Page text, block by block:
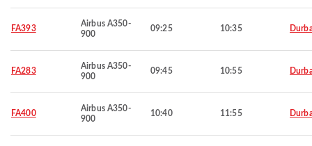
FA393
Airbus A350-
900
09:25 10:35
FA283
Airbus A350-
900
09:45 10:55
FA400
Airbus A350-
900
10:40 11:55